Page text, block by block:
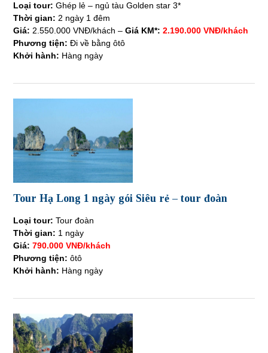
Loại tour: Ghép lẻ – ngủ tàu Golden star 3*
Thời gian: 2 ngày 1 đêm
Giá: 2.550.000 VNĐ/khách –Giá KM*: 2.190.000 VNĐ/khách
Phương tiện: Đi về bằng ôtô
Khởi hành: Hàng ngày
Tour Hạ Long 1 ngày gói Siêu rẻ – tour đoàn
Loại tour:Tour đoàn
Thời gian: 1 ngày
Giá:790.000 VNĐ/khách
Phương tiện:ôtô
Khởi hành: Hàng ngày